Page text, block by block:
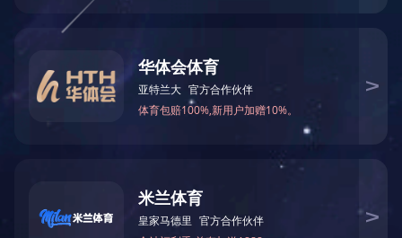
占地面积：㎡
项目地点：
占地面积：㎡